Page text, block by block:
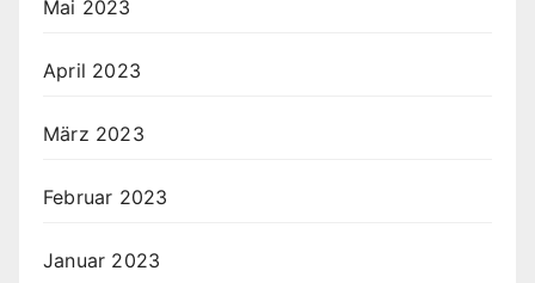
Mai 2023
April 2023
März 2023
Februar 2023
Januar 2023